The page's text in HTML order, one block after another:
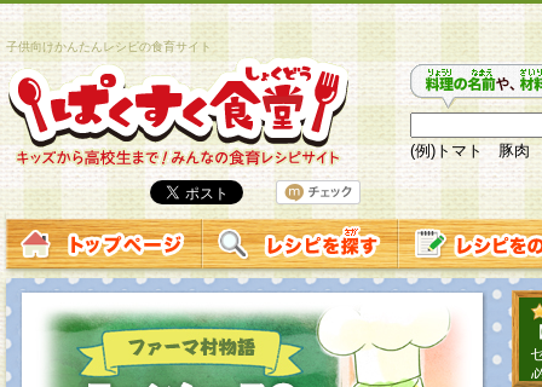
子供向けかんたんレシピの食育サイト
(例)トマト 豚肉